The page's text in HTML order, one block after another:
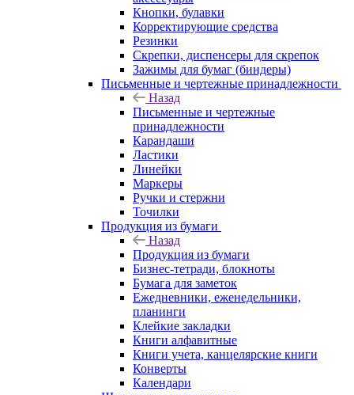
Кнопки, булавки
Корректирующие средства
Резинки
Скрепки, диспенсеры для скрепок
Зажимы для бумаг (биндеры)
Письменные и чертежные принадлежности
Назад
Письменные и чертежные
принадлежности
Карандаши
Ластики
Линейки
Маркеры
Ручки и стержни
Точилки
Продукция из бумаги
Назад
Продукция из бумаги
Бизнес-тетради, блокноты
Бумага для заметок
Ежедневники, еженедельники,
планинги
Клейкие закладки
Книги алфавитные
Книги учета, канцелярские книги
Конверты
Календари